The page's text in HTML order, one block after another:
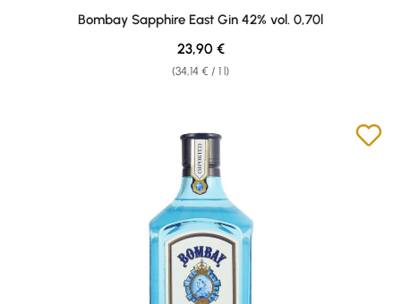
Average rating of 4.83 out of 5 stars
Bombay Sapphire East Gin 42% vol. 0,70l
(34,14 € / 1 l)
Regular price:
23,90 €